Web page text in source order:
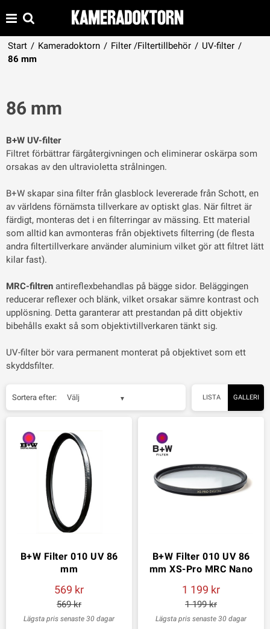
Start / Kameradoktorn / Filter /Filtertillbehör / UV-filter /
86 mm
86 mm
B+W UV-filter
Filtret förbättrar färgåtergivningen och eliminerar oskärpa som
orsakas av den ultravioletta strålningen.
B+W skapar sina filter från glasblock levererade från Schott, en
av världens förnämsta tillverkare av optiskt glas. När filtret är
färdigt, monteras det i en filterringar av mässing. Ett material
som alltid kan avmonteras från objektivets filterring (de flesta
andra filtertillverkare använder aluminium vilket gör att filtret lätt
kilar fast).
MRC-filtren antireflexbehandlas på bägge sidor. Beläggingen
reducerar reflexer och blänk, vilket orsakar sämre kontrast och
upplösning. Detta garanterar att prestandan på ditt objektiv
bibehålls exakt så som objektivtillverkaren tänkt sig.
UV-filter bör vara permanent monterat på objektivet som ett
skyddsfilter.
LISTA GALLERI
Sortera efter: Välj
B+W Filter 010 UV 86
mm
569
569
Lägsta pris senaste 30 dagar
B+W Filter 010 UV 86
mm XS-Pro MRC Nano
1 199
1 199
Lägsta pris senaste 30 dagar